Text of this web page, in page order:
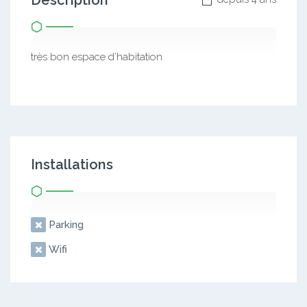
très bon espace d’habitation
Installations
Parking
Wifi